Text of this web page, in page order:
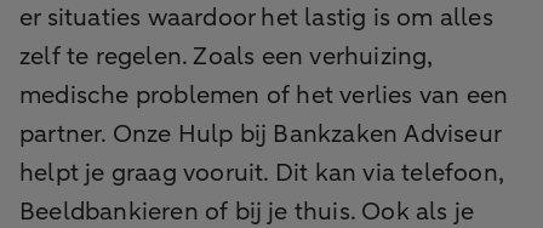
er situaties waardoor het lastig is om alles
zelf te regelen. Zoals een verhuizing,
medische problemen of het verlies van een
partner. Onze Hulp bij Bankzaken Adviseur
helpt je graag vooruit. Dit kan via telefoon,
Beeldbankieren of bij je thuis. Ook als je